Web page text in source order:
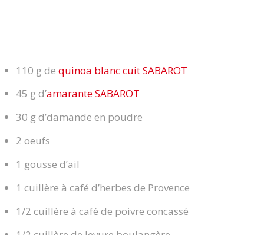
110 g dequinoa blanc cuit SABAROT
45 g d’amarante SABAROT
30 g d’damande en poudre
2 oeufs
1 gousse d’ail
1 cuillère à café d’herbes de Provence
1/2 cuillère à café de poivre concassé